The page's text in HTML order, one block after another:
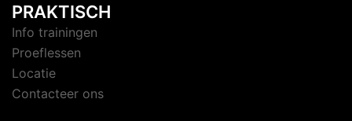
PRAKTISCH
Info trainingen
Proeflessen
Locatie
Contacteer ons